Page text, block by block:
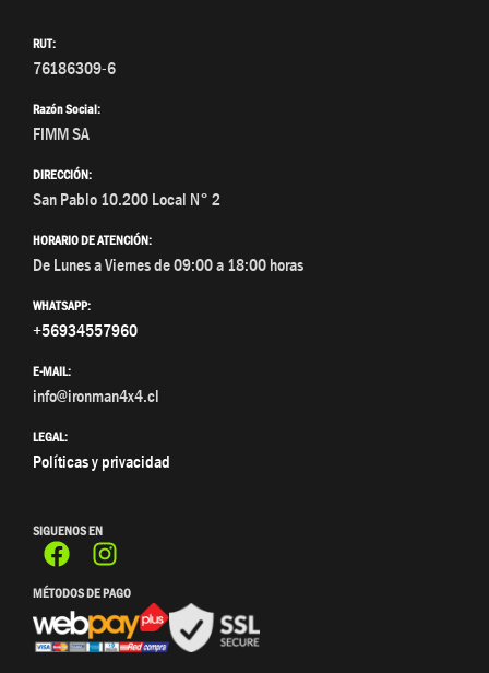
RUT:
76186309-6
Razón Social:
FIMM SA
DIRECCIÓN:
San Pablo 10.200 Local N° 2
HORARIO DE ATENCIÓN:
De Lunes a Viernes de 09:00 a 18:00 horas
WHATSAPP:
+56934557960
E-MAIL:
info@ironman4x4.cl
LEGAL:
Políticas y privacidad
SIGUENOS EN
MÉTODOS DE PAGO